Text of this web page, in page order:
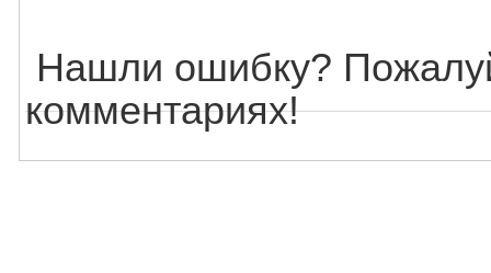
Нашли ошибку?
комментариях!